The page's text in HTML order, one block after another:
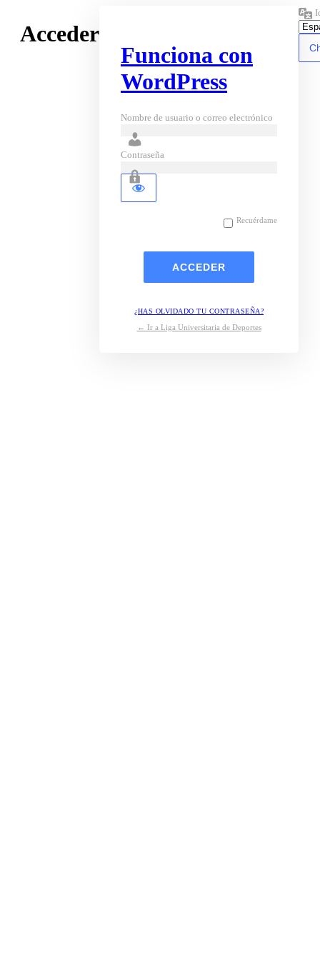
Acceder
Funciona con
WordPress
Nombre de usuario o correo electrónico
Contraseña
Recuérdame
¿HAS OLVIDADO TU CONTRASEÑA?
← Ir a Liga Universitaria de Deportes